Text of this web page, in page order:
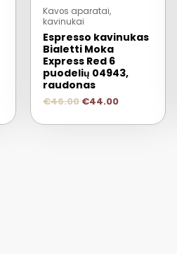
Kavos aparatai,
kavinukai
Espresso kavinukas
Bialetti Moka
Express Red 6
puodelių 04943,
raudonas
€46.00 €44.00